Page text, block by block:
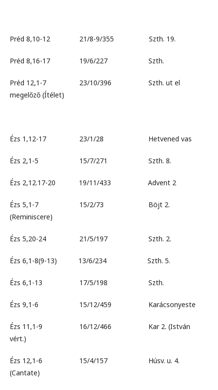
Préd 8,10-12 21/8-9/355 Szth. 19.
Préd 8,16-17 19/6/227 Szth.
Préd 12,1-7 23/10/396 Szth. ut el
megelőző (Ítélet)
Ézs 1,12-17 23/1/28 Hetvened vas
Ézs 2,1-5 15/7/271 Szth. 8.
Ézs 2,12.17-20 19/11/433 Advent 2
Ézs 5,1-7 15/2/73 Böjt 2.
(Reminiscere)
Ézs 5,20-24 21/5/197 Szth. 2.
Ézs 6,1-8(9-13) 13/6/234 Szth. 5.
Ézs 6,1-13 17/5/198 Szth.
Ézs 9,1-6 15/12/459 Karácsonyeste
Ézs 11,1-9 16/12/466 Kar 2. (István
vért.)
Ézs 12,1-6 15/4/157 Húsv. u. 4.
(Cantate)